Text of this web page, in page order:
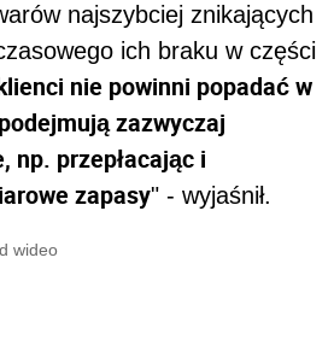
najszybciej znikających
ich braku w części
nie powinni popadać w
zazwyczaj
np. przepłacając i
zapasy" - wyjaśnił.
wideo